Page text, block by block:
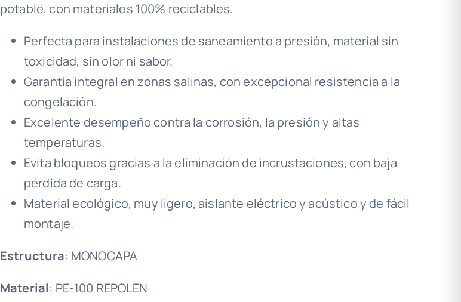
potable, con materiales 100% reciclables.
Perfecta para instalaciones de saneamiento a presión, material sin
toxicidad, sin olor ni sabor.
Garantía integral en zonas salinas, con excepcional resistencia a la
congelación.
Excelente desempeño contra la corrosión, la presión y altas
temperaturas.
Evita bloqueos gracias a la eliminación de incrustaciones, con baja
pérdida de carga.
Material ecológico, muy ligero, aislante eléctrico y acústico y de fácil
montaje.
Estructura: MONOCAPA
Material: PE-100 REPOLEN